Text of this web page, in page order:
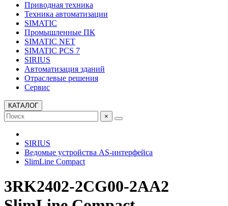
Приводная техника
Техника автоматизации
SIMATIC
Промышленные ПК
SIMATIC NET
SIMATIC PCS 7
SIRIUS
Автоматизация зданий
Отраслевые решения
Сервис
КАТАЛОГ
×
SIRIUS
Ведомые устройства AS-интерфейса
SlimLine Compact
3RK2402-2CG00-2AA2